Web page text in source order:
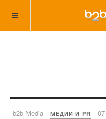
b2b Media МЕДИИ И PR